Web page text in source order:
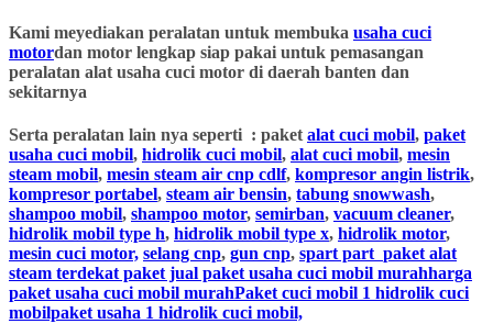
Kami meyediakan peralatan untuk membuka usaha cuci
motordan motor lengkap siap pakai untuk pemasangan
peralatan alat usaha cuci motor di daerah banten dan
sekitarnya
Serta peralatan lain nya seperti : paket alat cuci mobil, paket
usaha cuci mobil, hidrolik cuci mobil, alat cuci mobil, mesin
steam mobil, mesin steam air cnp cdlf, kompresor angin listrik,
kompresor portabel, steam air bensin, tabung snowwash,
shampoo mobil, shampoo motor, semirban, vacuum cleaner,
hidrolik mobil type h, hidrolik mobil type x, hidrolik motor,
mesin cuci motor, selang cnp, gun cnp, spart part paket alat
steam terdekat paket jual paket usaha cuci mobil murahharga
paket usaha cuci mobil murahPaket cuci mobil 1 hidrolik cuci
mobilpaket usaha 1 hidrolik cuci mobil,